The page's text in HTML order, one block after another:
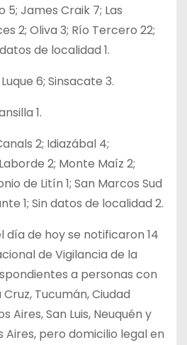
5; James Craik 7; Las
2; Oliva 3; Río Tercero 22;
de localidad 1.
6; Sinsacate 3.
1.
2; Idiazábal 4;
2; Monte Maíz 2;
de Litín 1; San Marcos Sud
1; Sin datos de localidad 2.
día de hoy se notificaron 14
de Vigilancia de la
a personas con
Tucumán, Ciudad
Aires, San Luis, Neuquén y
Aires, pero domicilio legal en